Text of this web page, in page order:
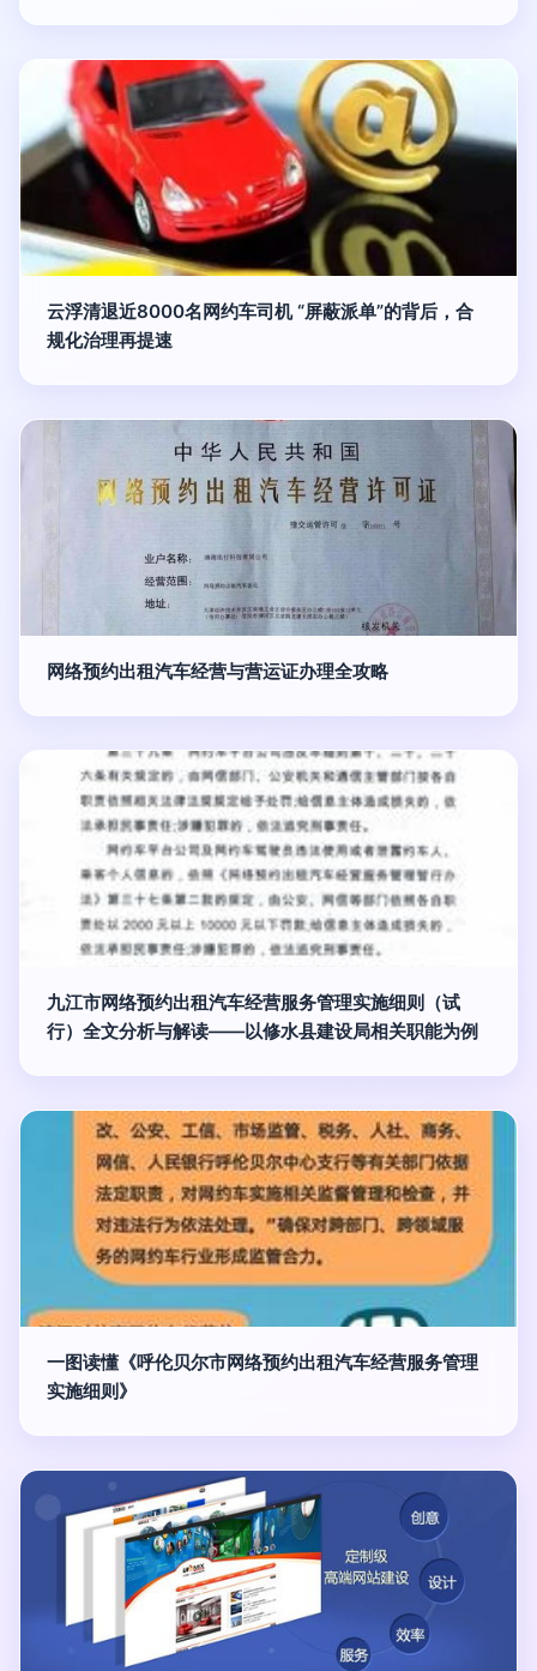
云浮清退近8000名网约车司机 “屏蔽派单”的背后，合
规化治理再提速
网络预约出租汽车经营与营运证办理全攻略
九江市网络预约出租汽车经营服务管理实施细则（试
行）全文分析与解读——以修水县建设局相关职能为例
一图读懂《呼伦贝尔市网络预约出租汽车经营服务管理
实施细则》